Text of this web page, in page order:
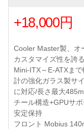
+18,000円
Cooler Master製、オ
カスタマイズ性を誇
Mini-ITX～E-ATXま
計の強化ガラス製サ
に対応/長さ最大
チール構造+GPUサ
安定保持
フロント Mobius